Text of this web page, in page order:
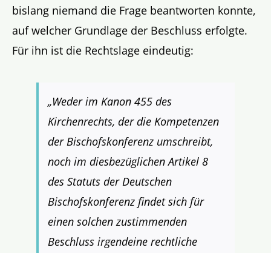
bislang niemand die Frage beantworten konnte,
auf welcher Grundlage der Beschluss erfolgte.
Für ihn ist die Rechtslage eindeutig:
„Weder im Kanon 455 des
Kirchenrechts, der die Kompetenzen
der Bischofskonferenz umschreibt,
noch im diesbezüglichen Artikel 8
des Statuts der Deutschen
Bischofskonferenz findet sich für
einen solchen zustimmenden
Beschluss irgendeine rechtliche